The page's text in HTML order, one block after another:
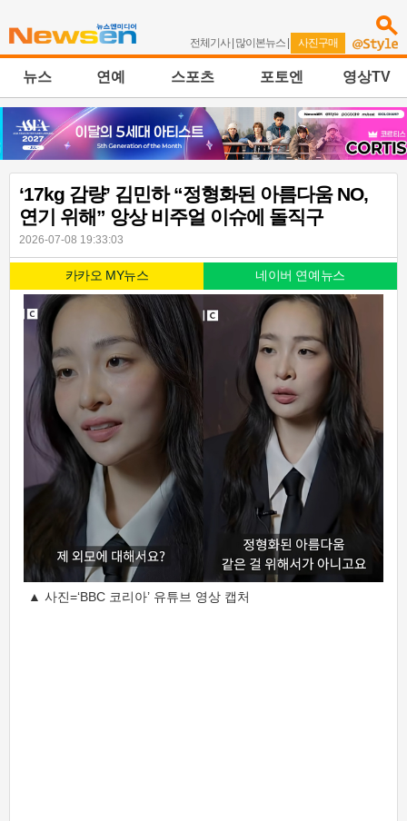
전체기사| 많이본뉴스 | 사진구매
뉴스 연예 스포츠 포토엔 영상TV
‘17kg 감량’ 김민하 “정형화된 아름다움 NO,
연기 위해” 앙상 비주얼 이슈에 돌직구
2026-07-08 19:33:03
카카오 MY뉴스 네이버 연예뉴스
▲ 사진=‘BBC 코리아’ 유튜브 영상 캡처